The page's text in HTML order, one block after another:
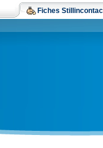
Fiches